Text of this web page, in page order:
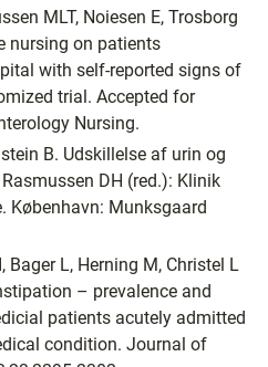
MLT, Noiesen E, Trosborg
nursing on patients
with self-reported signs of
trial. Accepted for
Nursing.
B. Udskillelse af urin og
DH (red.): Klinik
København: Munksgaard
Bager L, Herning M, Christel L
– prevalence and
patients acutely admitted
condition. Journal of